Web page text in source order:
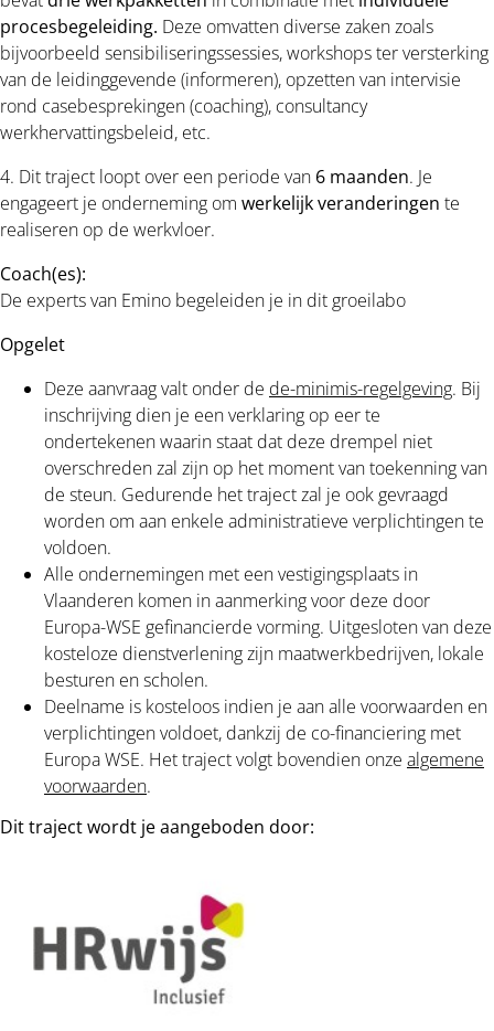
procesbegeleiding. Deze omvatten diverse zaken zoals
bijvoorbeeld sensibiliseringssessies, workshops ter versterking
van de leidinggevende (informeren), opzetten van intervisie
rond casebesprekingen (coaching), consultancy
werkhervattingsbeleid, etc.
4. Dit traject loopt over een periode van 6 maanden. Je
engageert je onderneming om werkelijk veranderingen te
realiseren op de werkvloer.
Coach(es):
De experts van Emino begeleiden je in dit groeilabo
Opgelet
Deze aanvraag valt onder de de-minimis-regelgeving. Bij
inschrijving dien je een verklaring op eer te
ondertekenen waarin staat dat deze drempel niet
overschreden zal zijn op het moment van toekenning van
de steun. Gedurende het traject zal je ook gevraagd
worden om aan enkele administratieve verplichtingen te
voldoen.
Alle ondernemingen met een vestigingsplaats in
Vlaanderen komen in aanmerking voor deze door
Europa-WSE gefinancierde vorming. Uitgesloten van deze
kosteloze dienstverlening zijn maatwerkbedrijven, lokale
besturen en scholen.
Deelname is kosteloos indien je aan alle voorwaarden en
verplichtingen voldoet, dankzij de co-financiering met
Europa WSE. Het traject volgt bovendien onze algemene
voorwaarden.
Dit traject wordt je aangeboden door: